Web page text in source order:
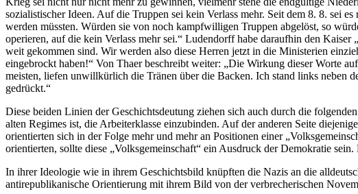
sozialistischer Ideen. Auf die Truppen sei kein Verlass mehr. Seit dem 8. 8. sei
werden müssten. Würden sie von noch kampfwilligen Truppen abgelöst, so
operieren, auf die kein Verlass mehr sei.“ Ludendorff habe daraufhin den
weit gekommen sind. Wir werden also diese Herren jetzt in die Ministerien
eingebrockt haben!“ Von Thaer beschreibt weiter: „Die Wirkung dieser Worte
meisten, liefen unwillkürlich die Tränen über die Backen. Ich stand links neben
gedrückt.“
Diese beiden Linien der Geschichtsdeutung ziehen sich auch durch die
alten Regimes ist, die Arbeiterklasse einzubinden. Auf der anderen Seite
orientierten sich in der Folge mehr und mehr an Positionen einer
orientierten, sollte diese „Volksgemeinschaft“ ein Ausdruck der Demokratie
In ihrer Ideologie wie in ihrem Geschichtsbild knüpften die Nazis an die
antirepublikanische Orientierung mit ihrem Bild von der verbrecherischen